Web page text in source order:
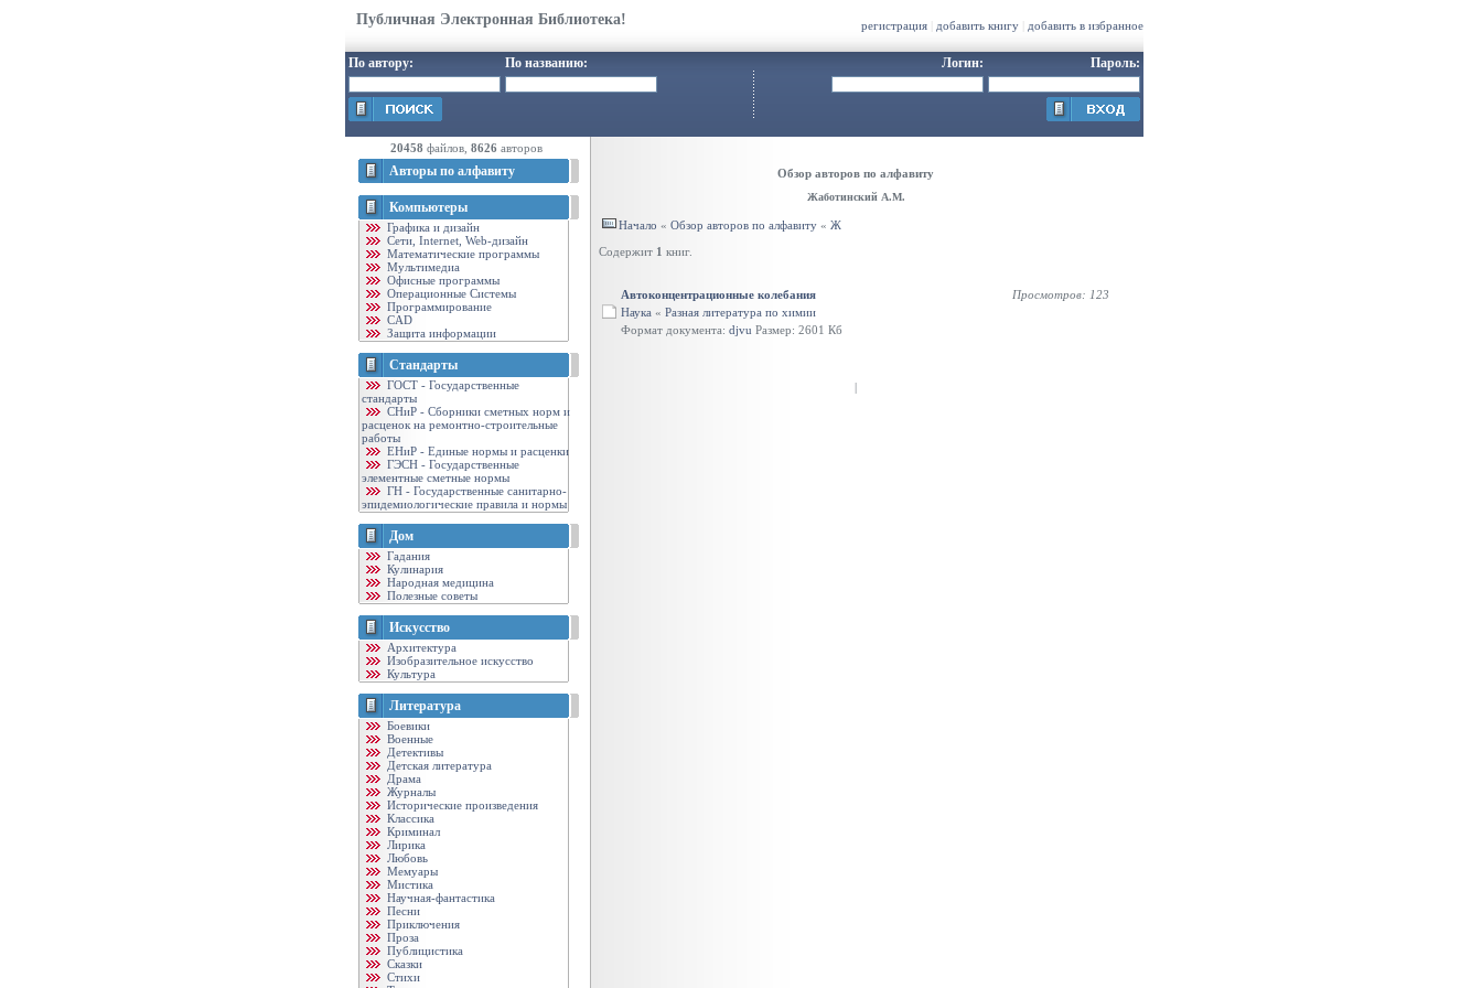
Публичная Электронная Библиотека! регистрация добавить книгу добавить в избранное
По автору: По названию: Логин: Пароль:
20458 файлов, 8626 авторов
Авторы по алфавиту
Компьютеры
Графика и дизайн
Cети, Internet, Web-дизайн
Математические программы
Мультимедиа
Офисные программы
Операционные Системы
Программирование
CAD
Защита информации
Стандарты
ГОСТ - Государственные
стандарты
CНиР - Сборники сметных норм и
расценок на ремонтно-строительные
работы
ЕНиР - Единые нормы и расценки
ГЭСН - Государственные
элементные сметные нормы
ГН - Государственные санитарно-
эпидемиологические правила и нормы
Дом
Гадания
Кулинария
Народная медицина
Полезные советы
Искусство
Архитектура
Изобразительное искусство
Культура
Литература
Боевики
Военные
Детективы
Детская литература
Драма
Журналы
Исторические произведения
Классика
Криминал
Лирика
Любовь
Мемуары
Мистика
Научная-фантастика
Песни
Приключения
Проза
Публицистика
Сказки
Стихи
Обзор авторов по алфавиту
Жаботинский А.М.
Начало « Обзор авторов по алфавиту « Ж
Содержит 1 книг.
Автоконцентрационные колебания
Просмотров: 123
Наука « Разная литература по химии
Формат документа: djvu Размер: 2601 Кб
|